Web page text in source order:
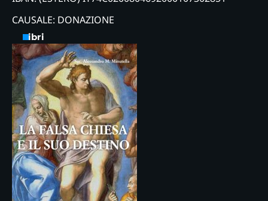
CAUSALE: DONAZIONE
Libri